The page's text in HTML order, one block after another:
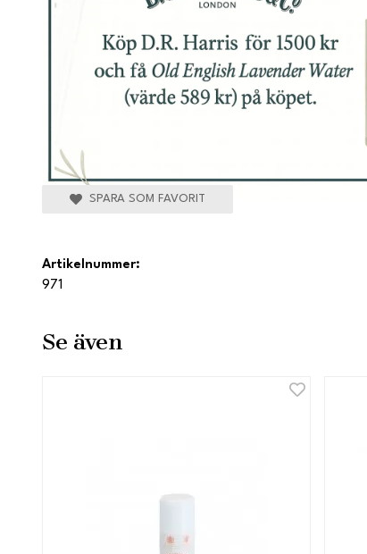
SPARA SOM FAVORIT
Artikelnummer:
971
Se även